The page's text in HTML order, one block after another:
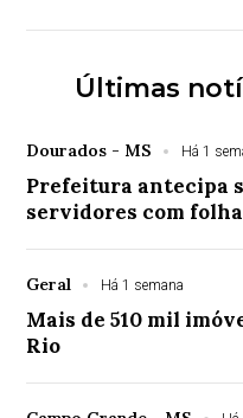
Últimas
Dourados - MS Há 1
Prefeitura antecipa
servidores com
Geral Há 1 semana
Mais de 510 mil
Rio